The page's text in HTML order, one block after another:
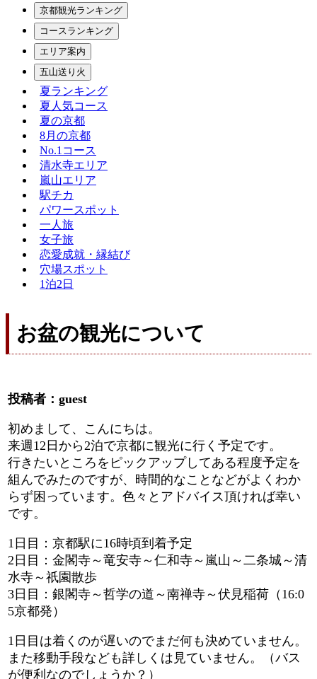
京都観光ランキング
コースランキング
エリア案内
五山送り火
夏ランキング
夏人気コース
夏の京都
8月の京都
No.1コース
清水寺エリア
嵐山エリア
駅チカ
パワースポット
一人旅
女子旅
恋愛成就・縁結び
穴場スポット
1泊2日
お盆の観光について
投稿者：guest
初めまして、こんにちは。
来週12日から2泊で京都に観光に行く予定です。
行きたいところをピックアップしてある程度予定を
組んでみたのですが、時間的なことなどがよくわか
らず困っています。色々とアドバイス頂ければ幸い
です。
1日目：京都駅に16時頃到着予定
2日目：金閣寺～竜安寺～仁和寺～嵐山～二条城～清
水寺～祇園散歩
3日目：銀閣寺～哲学の道～南禅寺～伏見稲荷（16:0
5京都発）
1日目は着くのが遅いのでまだ何も決めていません。
また移動手段なども詳しくは見ていません。（バス
が便利なのでしょうか？）